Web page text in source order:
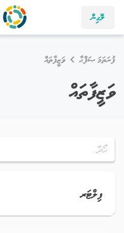
ލޮގިން
ފުރަތަމަ ޞަފްޙާ ވަޒީފާތައް
ވަޒީފާތައް
ފިލްޓަރ